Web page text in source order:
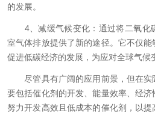
的发展。
4、减缓气候变化：通过将二氧化
室气体排放提供了新的途径。它不仅
促进低碳经济的发展，为应对全球气候
尽管具有广阔的应用前景，但在实
要包括催化剂的开发、能量效率、经
努力开发高效且低成本的催化剂，以